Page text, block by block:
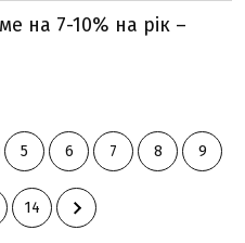
на 7-10% на рік –
5 6 7 8 9
14